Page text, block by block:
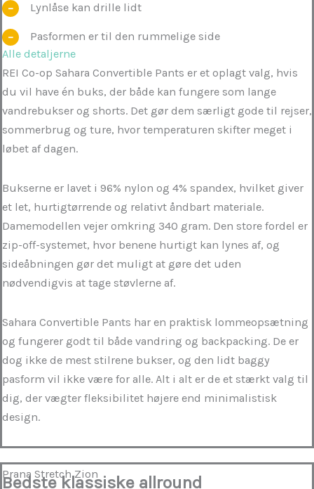
Lynlåse kan drille lidt
Pasformen er til den rummelige side
Alle detaljerne
REI Co-op Sahara Convertible Pants er et oplagt valg, hvis
du vil have én buks, der både kan fungere som lange
vandrebukser og shorts. Det gør dem særligt gode til rejser,
sommerbrug og ture, hvor temperaturen skifter meget i
løbet af dagen.
Bukserne er lavet i 96% nylon og 4% spandex, hvilket giver
et let, hurtigtørrende og relativt åndbart materiale.
Damemodellen vejer omkring 340 gram. Den store fordel er
zip-off-systemet, hvor benene hurtigt kan lynes af, og
sideåbningen gør det muligt at gøre det uden
nødvendigvis at tage støvlerne af.
Sahara Convertible Pants har en praktisk lommeopsætning
og fungerer godt til både vandring og backpacking. De er
dog ikke de mest stilrene bukser, og den lidt baggy
pasform vil ikke være for alle. Alt i alt er de et stærkt valg til
dig, der vægter fleksibilitet højere end minimalistisk
design.
Prana Stretch Zion
Bedste klassiske allround